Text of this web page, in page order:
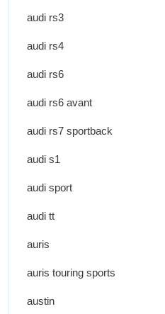
audi rs3
audi rs4
audi rs6
audi rs6 avant
audi rs7 sportback
audi s1
audi sport
audi tt
auris
auris touring sports
austin